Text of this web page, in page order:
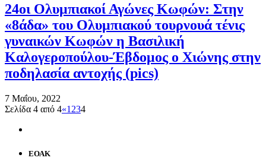
24οι Ολυμπιακοί Αγώνες Κωφών: Στην
«8άδα» του Ολυμπιακού τουρνουά τένις
γυναικών Κωφών η Βασιλική
Καλογεροπούλου-Έβδομος ο Χιώνης στην
ποδηλασία αντοχής (pics)
7 Μαΐου, 2022
Σελίδα 4 από 4«1 234
ΕΟΑΚ